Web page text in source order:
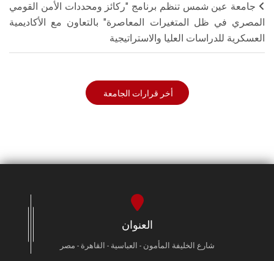
جامعة عين شمس تنظم برنامج "ركائز ومحددات الأمن القومي
المصري في ظل المتغيرات المعاصرة" بالتعاون مع الأكاديمية
العسكرية للدراسات العليا والاستراتيجية
أخر قرارات الجامعة
العنوان
شارع الخليفة المأمون - العباسية - القاهرة - مصر